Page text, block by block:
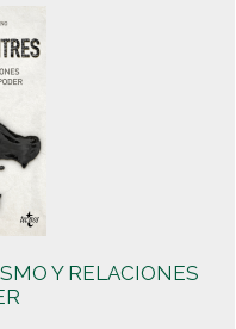
Y RELACIONES